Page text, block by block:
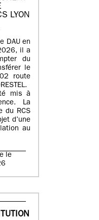
LYON
DAU en
il a
du
le
route
mis à
La
du RCS
d’une
au
le